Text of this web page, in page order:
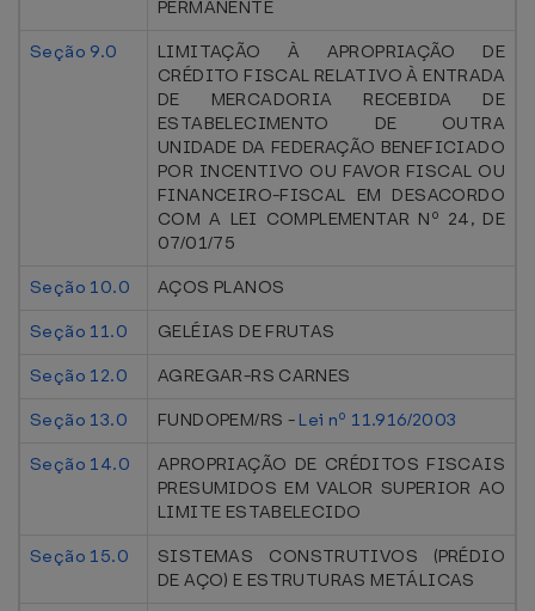
PERMANENTE
Seção 9.0
LIMITAÇÃO À APROPRIAÇÃO DE
CRÉDITO FISCAL RELATIVO À ENTRADA
DE MERCADORIA RECEBIDA DE
ESTABELECIMENTO DE OUTRA
UNIDADE DA FEDERAÇÃO BENEFICIADO
POR INCENTIVO OU FAVOR FISCAL OU
FINANCEIRO-FISCAL EM DESACORDO
COM A LEI COMPLEMENTAR Nº 24, DE
07/01/75
Seção 10.0
AÇOS PLANOS
Seção 11.0
GELÉIAS DE FRUTAS
Seção 12.0
AGREGAR-RS CARNES
Seção 13.0
FUNDOPEM/RS - Lei nº 11.916/2003
Seção 14.0
APROPRIAÇÃO DE CRÉDITOS FISCAIS
PRESUMIDOS EM VALOR SUPERIOR AO
LIMITE ESTABELECIDO
Seção 15.0
SISTEMAS CONSTRUTIVOS (PRÉDIO
DE AÇO) E ESTRUTURAS METÁLICAS